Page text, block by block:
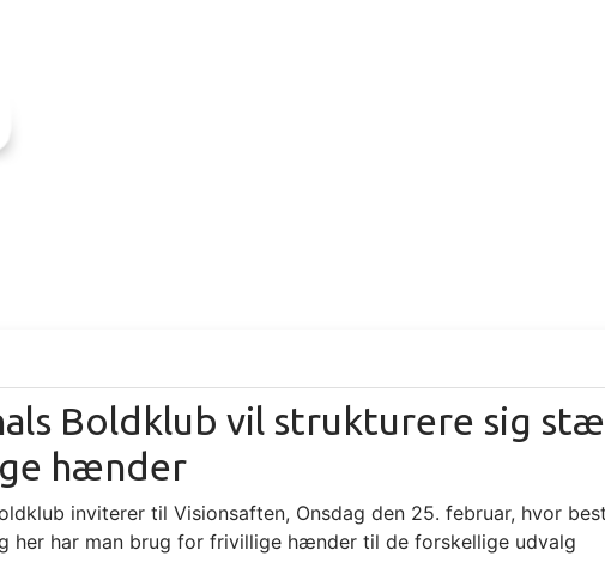
Boldklub vil strukturere sig
hænder
inviterer til Visionsaften, Onsdag den 25. februar, hvor
her har man brug for frivillige hænder til de forskellige udvalg